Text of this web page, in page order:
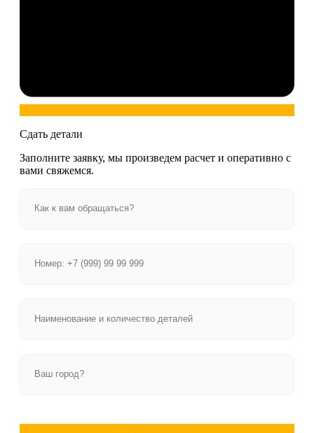
Сдать детали
Заполните заявку, мы произведем расчет и оперативно с
вами свяжемся.